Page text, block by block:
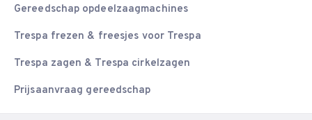
Gereedschap opdeelzaagmachines
Trespa frezen & freesjes voor Trespa
Trespa zagen & Trespa cirkelzagen
Prijsaanvraag gereedschap